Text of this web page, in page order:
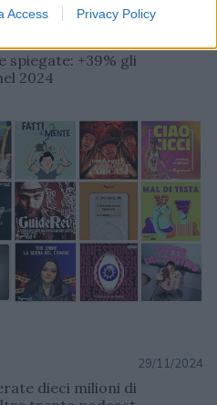
Access Privacy Policy
spiegate: +39% gli
2024
29/11/2024
dieci milioni di